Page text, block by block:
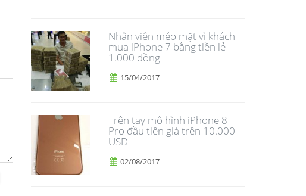
Nhân viên méo mặt vì khách
mua iPhone 7 bằng tiền lẻ
1.000 đồng
15/04/2017
Trên tay mô hình iPhone 8
Pro đầu tiên giá trên 10.000
USD
02/08/2017